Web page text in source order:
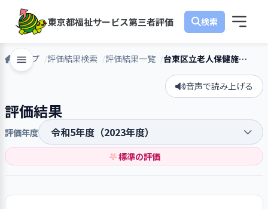
東京都福祉サービス第三者評価
トップ 評価結果検索 評価結果一覧 台東区立老人保健施設千束
音声で読み上げる
評価結果
評価年度
標準の評価